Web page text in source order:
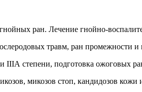
ран. Лечение гнойно-
травм, ран промежности
IIIА степени, подготовка ожоговых
микозов стоп, кандидозов кожи